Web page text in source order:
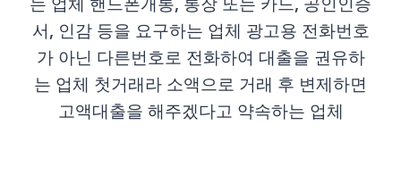
서, 인감 등을 요구하는 업체 광고용 전화번호
가 아닌 다른번호로 전화하여 대출을 권유하
는 업체 첫거래라 소액으로 거래 후 변제하면
고액대출을 해주겠다고 약속하는 업체